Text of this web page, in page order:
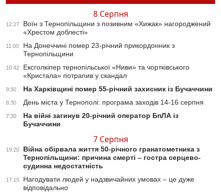
8 Серпня
12:27
Воїн з Тернопільщини з позивним «Хижак» нагороджений
«Хрестом доблесті»
11:00
На Донеччині помер 23-річний прикордонник з
Тернопільщини
10:42
Ексголкіпер тернопільської «Ниви» та чортківського
«Кристала» потрапив у скандал
9:30 На Харківщині помер 55-річний захисник із Бучаччини
8:30 День міста у Тернополі: програма заходів 14-16 серпня
7:30
На війні загинув 20-річний оператор БпЛА із
Бучаччини
7 Серпня
19:20
Війна обірвала життя 50-річного гранатометника з
Тернопільщини: причина смерті – гостра серцево-
судинна недостатність
17:15
Нагодувати людей у надзвичайних умовах – це дуже
відповідально